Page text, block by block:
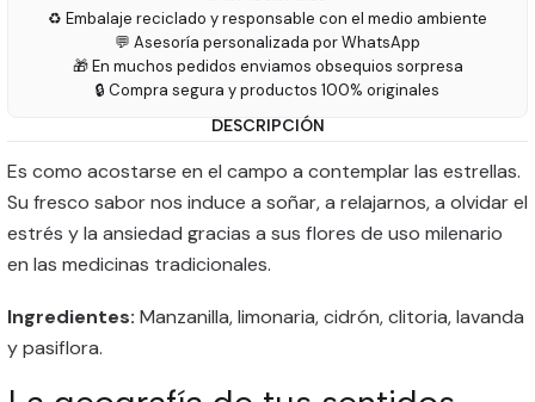
♻️ Embalaje reciclado y responsable con el medio ambiente
💬 Asesoría personalizada por WhatsApp
🎁 En muchos pedidos enviamos obsequios sorpresa
🔒 Compra segura y productos 100% originales
DESCRIPCIÓN
Es como acostarse en el campo a contemplar las estrellas.
Su fresco sabor nos induce a soñar, a relajarnos, a olvidar el
estrés y la ansiedad gracias a sus flores de uso milenario
en las medicinas tradicionales.
Ingredientes: Manzanilla, limonaria, cidrón, clitoria, lavanda
y pasiflora.